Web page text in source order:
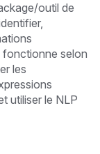
outil de
fonctionne selon
les
utiliser le NLP